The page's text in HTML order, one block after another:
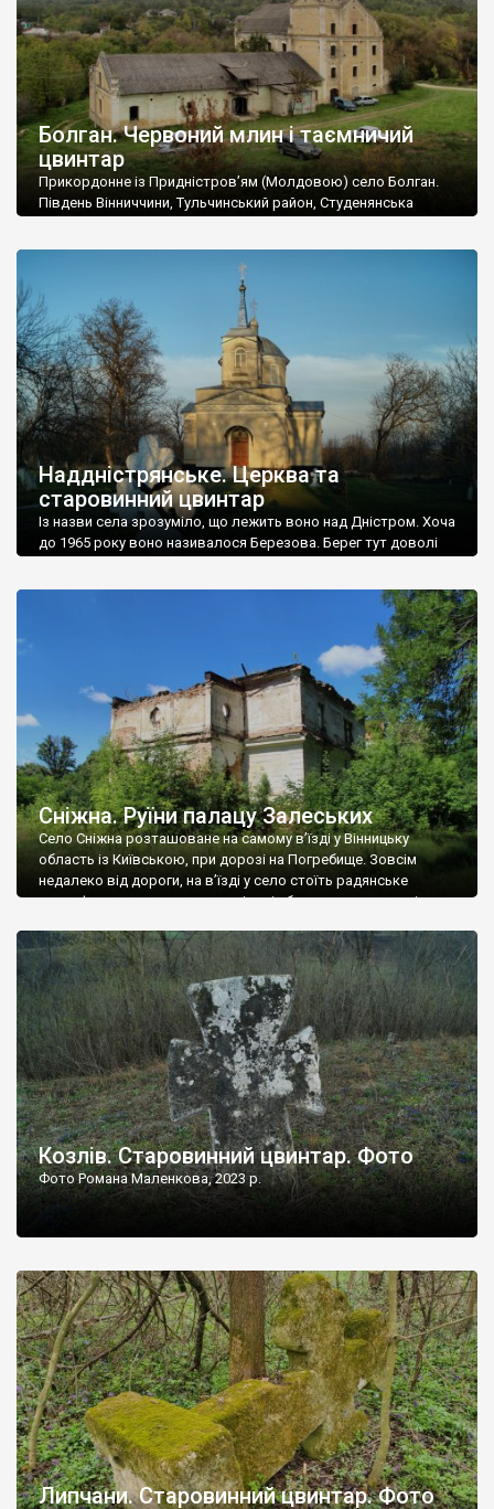
Болган. Червоний млин і таємничий
цвинтар
Прикордонне із Придністров’ям (Молдовою) село Болган.
Південь Вінниччини, Тульчинський район, Студенянська
старовинний цвинтар із кам’яними хрестами. Всі епітафії, які
збереглися, написані кирилицею, церковнослов’янською
мовою. За всіма традиційними ознаками – цвинтар
український. Хрести датуються 19 століттям. У 1924-1940
роках Болган […]
Наддністрянське. Церква та
старовинний цвинтар
Із назви села зрозуміло, що лежить воно над Дністром. Хоча
до 1965 року воно називалося Березова. Берег тут доволі
Наддністрянське відрізняється від більшості навколишніх
сіл. У селі є мурована Михайлівська церква. Точної дати […]
Сніжна. Руїни палацу Залеських
Село Сніжна розташоване на самому в’їзді у Вінницьку
область із Київською, при дорозі на Погребище. Зовсім
недалеко від дороги, на в’їзді у село стоїть радянське
рельєфне пано, яке показує жінку і яблуню, а трохи далі, десь
не видно, але видно дві стареньких колії у траві – […]
Козлів. Старовинний цвинтар. Фото
Фото Романа Маленкова, 2023 р.
Липчани. Старовинний цвинтар. Фото